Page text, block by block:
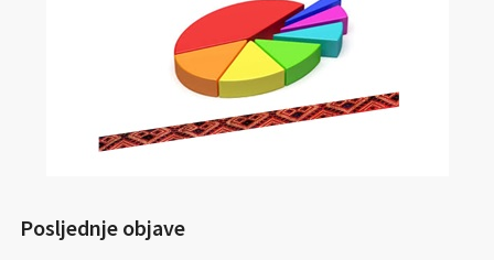
Posljednje objave